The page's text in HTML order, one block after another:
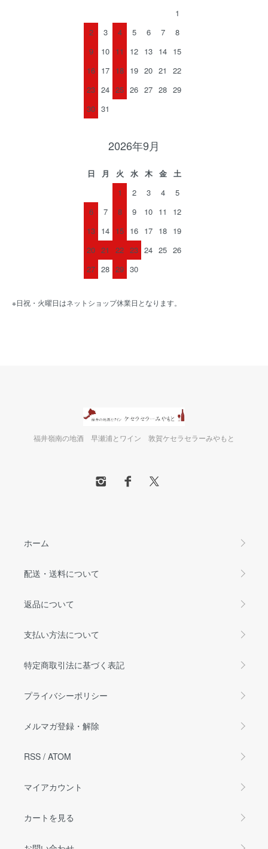
1
2
3 4 5 6 7
8
9
10 11 12 13 14 15
16 17 18 19 20 21
22
23 24 25 26 27 28 29
30 31
2026年9月
日 月 火 水 木 金
土
1
2 3 4
5
6
7 8 9 10 11
12
13 14 15 16 17 18 19
20 21 22 23 24 25 26
27 28 29 30
※日祝・火曜日はネットショップ休業日となります。
福井嶺南の地酒 早瀬浦とワイン 敦賀ケセラセラーみやもと
ホーム
配送・送料について
返品について
支払い方法について
特定商取引法に基づく表記
プライバシーポリシー
メルマガ登録・解除
RSS / ATOM
マイアカウント
カートを見る